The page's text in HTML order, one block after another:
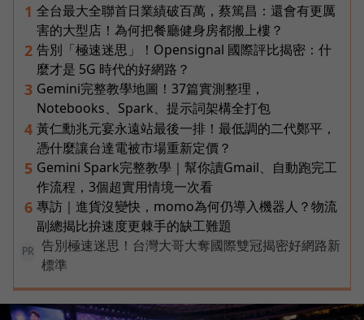
1 全台最大全聯首日業績破百萬，蔡篤昌：還會有更厲
害的大型店！為何把餐廳健身房都搬上樓？
2 告別「極速迷思」！Opensignal 國際評比揭密：什
麼才是 5G 時代的好網路？
3 Gemini完整教學地圖！37篇實測整理，
Notebooks、Spark、提示詞架構全打包
4 黃仁勳兆元宴永遠站最後一排！最低調的二代鄭平，
憑什麼讓台達電被市場重新定價？
5 Gemini Spark完整教學｜幫你讀Gmail、自動跑完工
作流程，3個超實用情境一次看
6 專訪｜進貨沒變快，momo為何仍導入機器人？物流
副總揭比拚速度更棘手的缺工難題
PR
告別極速迷思！台灣大哥大奪國際雙冠揭密好網路新
標準